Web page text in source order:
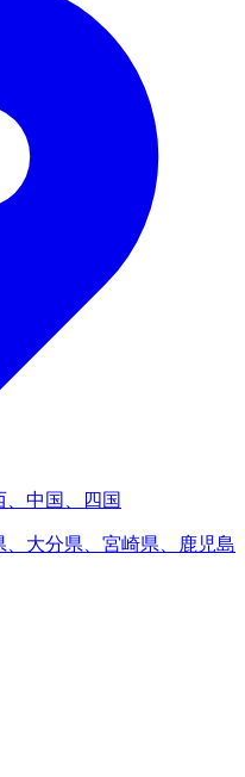
中国、四国
大分県、宮崎県、鹿児島